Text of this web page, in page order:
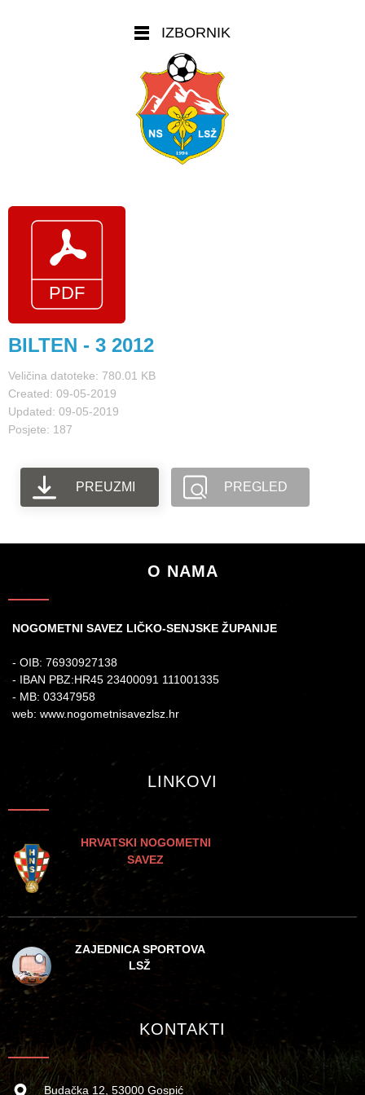
IZBORNIK
BILTEN - 3 2012
Veličina datoteke: 780.01 KB
Created: 09-05-2019
Updated: 09-05-2019
Posjete: 187
PREUZMI PREGLED
O NAMA
NOGOMETNI SAVEZ LIČKO-SENJSKE ŽUPANIJE
- OIB: 76930927138
- IBAN PBZ:HR45 23400091 111001335
- MB: 03347958
web: www.nogometnisavezlsz.hr
LINKOVI
HRVATSKI NOGOMETNI
SAVEZ
ZAJEDNICA SPORTOVA
LSŽ
KONTAKTI
Budačka 12, 53000 Gospić